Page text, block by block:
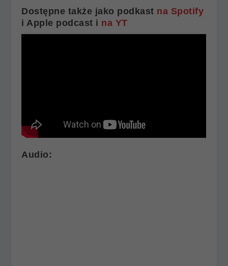
Dostępne także jako podkast na Spotify
i Apple podcast i na YT
Audio: